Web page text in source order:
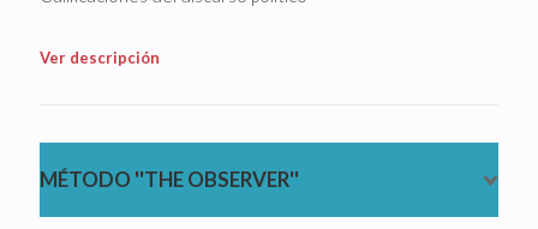
Ver descripción
MÉTODO ''THE OBSERVER''